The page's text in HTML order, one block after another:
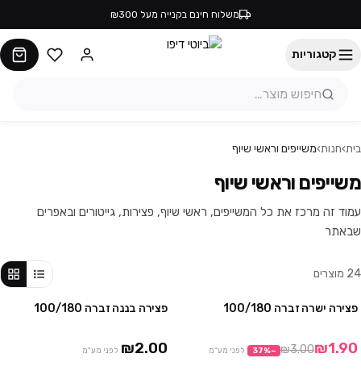
משלוח חינם בקנייה מעל ₪300
קטגוריות
בית›חנות›משייפים וראשי שיוף
משייפים וראשי שיוף
עמוד זה מרכז את כל המשייפים, ראשי שיוף, פצירות, גייטורים ובאפרים
שבאתר
24 מוצרים
פצירה ישרה זברה 100/180
₪1.90
₪3.00
−
37% לפני מע"מ
פצירה בננה זברה 100/180
₪2.00 לפני מע"מ